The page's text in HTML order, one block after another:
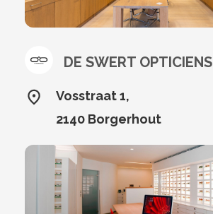
DE SWERT OPTICIENS
Vosstraat 1,
2140 Borgerhout